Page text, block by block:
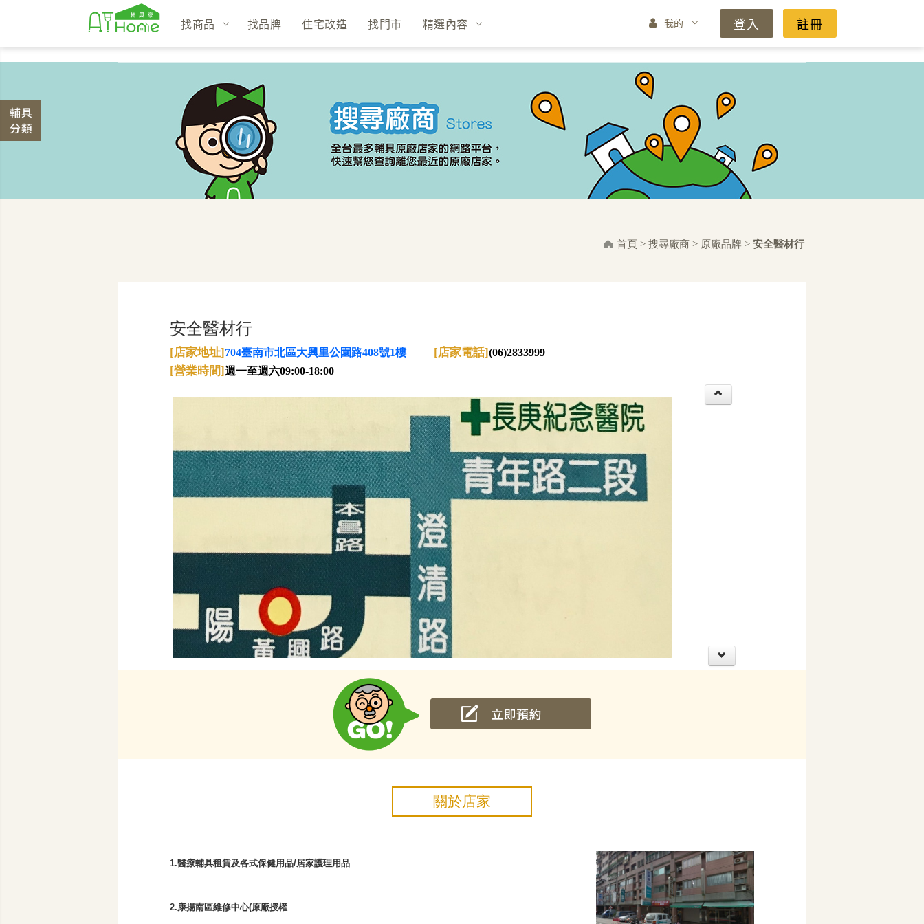
找商品 找品牌 住宅改造 找門市 精選內容 我的 登入 註冊
首頁 > 搜尋廠商 > 原廠品牌 > 安全醫材行
安全醫材行
[店家地址]704臺南市北區大興里公園路408號1樓 [店家電話](06)2833999
[營業時間]週一至週六09:00-18:00
關於店家
1.醫療輔具租賃及各式保健用品/居家護理用品
2.康揚南區維修中心(原廠授權